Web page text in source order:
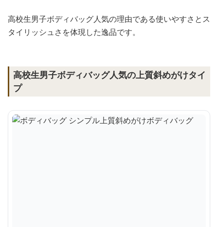
高校生男子ボディバッグ人気の理由である使いやすさとス
タイリッシュさを体現した逸品です。
高校生男子ボディバッグ人気の上質斜めがけタイ
プ